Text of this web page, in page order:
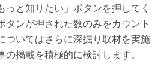
っと知りたい」ボタンを押してく
タンが押された数のみをカウント
ついてはさらに深掘り取材を実施
掲載を積極的に検討します。